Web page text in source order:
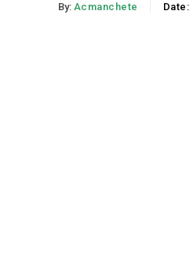
By: Acmanchete Date: